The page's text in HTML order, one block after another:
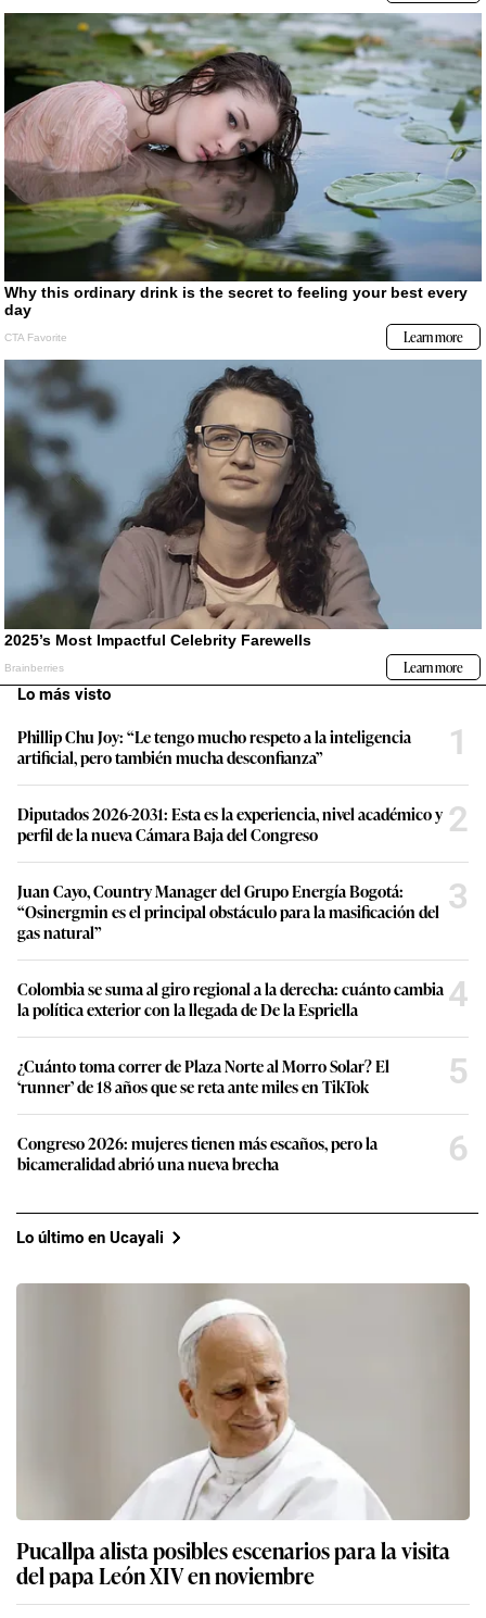
Lo más visto
Phillip Chu Joy: “Le tengo mucho respeto a la inteligencia
artificial, pero también mucha desconfianza”
1
Diputados 2026-2031: Esta es la experiencia, nivel académico y
perfil de la nueva Cámara Baja del Congreso
2
Juan Cayo, Country Manager del Grupo Energía Bogotá:
“Osinergmin es el principal obstáculo para la masificación del
gas natural”
3
Colombia se suma al giro regional a la derecha: cuánto cambia
la política exterior con la llegada de De la Espriella
4
¿Cuánto toma correr de Plaza Norte al Morro Solar? El
‘runner’ de 18 años que se reta ante miles en TikTok
5
Congreso 2026: mujeres tienen más escaños, pero la
bicameralidad abrió una nueva brecha
6
Lo último en Ucayali
Pucallpa alista posibles escenarios para la visita
del papa León XIV en noviembre